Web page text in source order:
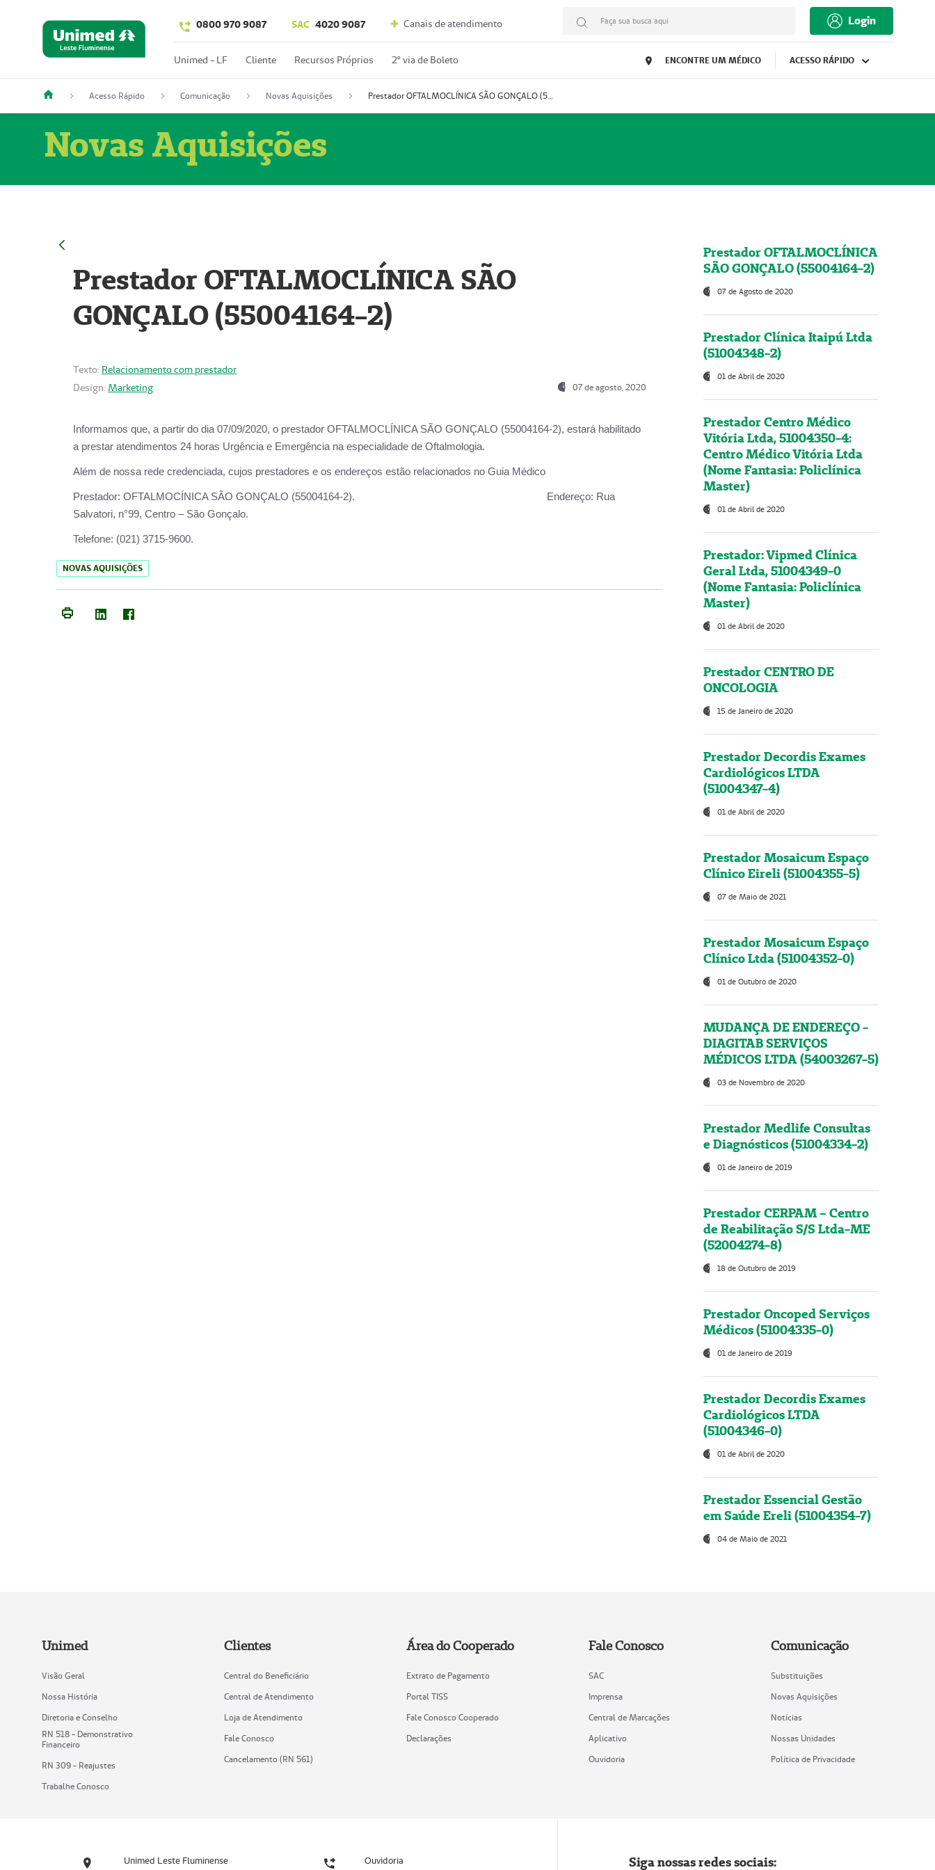
0800 970 9087 SAC 4020 9087 Canais de atendimento Faça sua busca aqui Login
Unimed - LF Cliente Recursos Próprios 2º via de Boleto ENCONTRE UM MÉDICO ACESSO RÁPIDO
Acesso Rápido Comunicação Novas Aquisições Prestador OFTALMOCLÍNICA SÃO GONÇALO (55004164-2)
Novas Aquisições
Prestador OFTALMOCLÍNICA SÃO
GONÇALO (55004164-2)
Texto: Relacionamento com prestador
Design: Marketing 07 de agosto, 2020
Informamos que, a partir do dia 07/09/2020, o prestador OFTALMOCLÍNICA SÃO GONÇALO (55004164-2), estará habilitado
a prestar atendimentos 24 horas Urgência e Emergência na especialidade de Oftalmologia.
Além de nossa rede credenciada, cujos prestadores e os endereços estão relacionados no Guia Médico
Prestador: OFTALMOCÍNICA SÃO GONÇALO (55004164-2). Endereço: Rua
Salvatori, n°99, Centro – São Gonçalo.
Telefone: (021) 3715-9600.
NOVAS AQUISIÇÕES
Prestador OFTALMOCLÍNICA
SÃO GONÇALO (55004164-2)
07 de Agosto de 2020
Prestador Clínica Itaipú Ltda
(51004348-2)
01 de Abril de 2020
Prestador Centro Médico
Vitória Ltda, 51004350-4:
Centro Médico Vitória Ltda
(Nome Fantasia: Policlínica
Master)
01 de Abril de 2020
Prestador: Vipmed Clínica
Geral Ltda, 51004349-0
(Nome Fantasia: Policlínica
Master)
01 de Abril de 2020
Prestador CENTRO DE
ONCOLOGIA
15 de Janeiro de 2020
Prestador Decordis Exames
Cardiológicos LTDA
(51004347-4)
01 de Abril de 2020
Prestador Mosaicum Espaço
Clínico Eireli (51004355-5)
07 de Maio de 2021
Prestador Mosaicum Espaço
Clínico Ltda (51004352-0)
01 de Outubro de 2020
MUDANÇA DE ENDEREÇO -
DIAGITAB SERVIÇOS
MÉDICOS LTDA (54003267-5)
03 de Novembro de 2020
Prestador Medlife Consultas
e Diagnósticos (51004334-2)
01 de Janeiro de 2019
Prestador CERPAM – Centro
de Reabilitação S/S Ltda-ME
(52004274-8)
18 de Outubro de 2019
Prestador Oncoped Serviços
Médicos (51004335-0)
01 de Janeiro de 2019
Prestador Decordis Exames
Cardiológicos LTDA
(51004346-0)
01 de Abril de 2020
Prestador Essencial Gestão
em Saúde Ereli (51004354-7)
04 de Maio de 2021
Unimed
Visão Geral
Nossa História
Diretoria e Conselho
RN 518 - Demonstrativo
Financeiro
RN 309 - Reajustes
Trabalhe Conosco
Clientes
Central do Beneficiário
Central de Atendimento
Loja de Atendimento
Fale Conosco
Cancelamento (RN 561)
Área do Cooperado
Extrato de Pagamento
Portal TISS
Fale Conosco Cooperado
Declarações
Fale Conosco
SAC
Imprensa
Central de Marcações
Aplicativo
Ouvidoria
Comunicação
Substituições
Novas Aquisições
Notícias
Nossas Unidades
Política de Privacidade
Unimed Leste Fluminense Ouvidoria Siga nossas redes sociais: